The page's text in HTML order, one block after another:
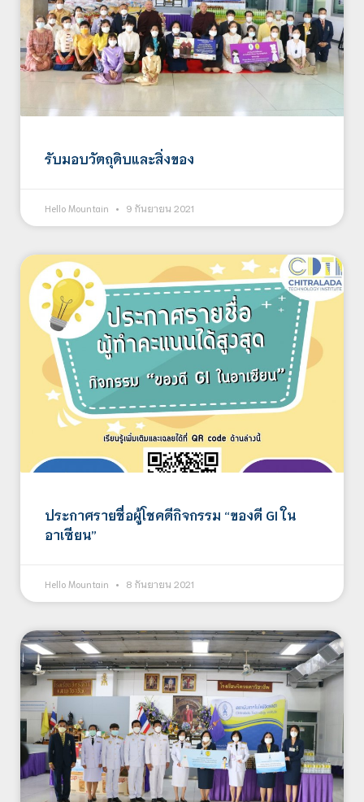
รับมอบวัตถุดิบและสิ่งของ
Hello Mountain 9 กันยายน 2021
ประกาศรายชื่อผู้โชคดีกิจกรรม “ของดี GI ใน
อาเซียน”
Hello Mountain 8 กันยายน 2021